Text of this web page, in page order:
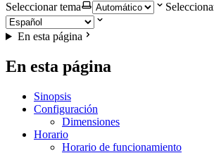
Seleccionar tema
En esta página
En esta página
Sinopsis
Configuración
Dimensiones
Horario
Horario de funcionamiento